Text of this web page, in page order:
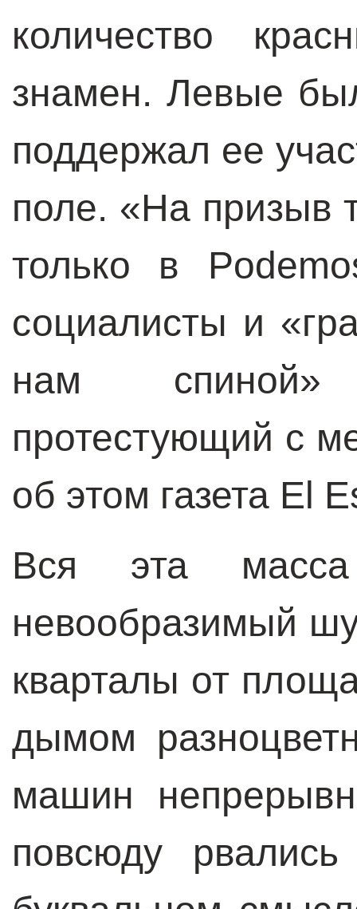
количество
знамен. Левые
поддержал ее
поле. «На призыв
только в
социалисты и
нам спиной»
протестующий с
об этом газета El
Вся эта
невообразимый
кварталы от
дымом
машин
повсюду